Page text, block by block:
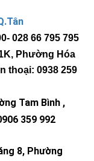
- 028 66 795 795
Phường Hóa
thoại: 0938 259
Tam Bình ,
359 992
8, Phường